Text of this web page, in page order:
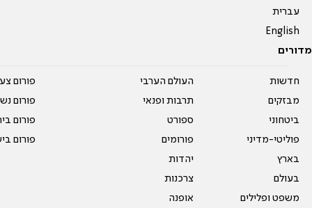
עברית
English
מדורים
חדשות
מבזקים
ביטחוני
פוליטי-מדיני
בארץ
בעולם
משפט ופלילים
העולם הערבי
תרבות ופנאי
ספורט
פורומים
יהדות
צרכנות
אופנה
פורום
פורום
פורום
פורום